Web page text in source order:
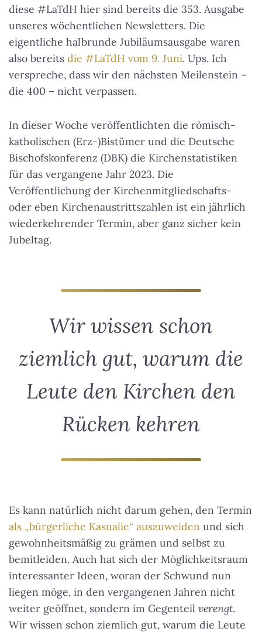
diese #LaTdH hier sind bereits die 353. Ausgabe
unseres wöchentlichen Newsletters. Die
eigentliche halbrunde Jubiläumsausgabe waren
also bereits die #LaTdH vom 9. Juni. Ups. Ich
verspreche, dass wir den nächsten Meilenstein –
die 400 – nicht verpassen.
In dieser Woche veröffentlichten die römisch-
katholischen (Erz-)Bistümer und die Deutsche
Bischofskonferenz (DBK) die Kirchenstatistiken
für das vergangene Jahr 2023. Die
Veröffentlichung der Kirchenmitgliedschafts-
oder eben Kirchenaustrittszahlen ist ein jährlich
wiederkehrender Termin, aber ganz sicher kein
Jubeltag.
Wir wissen schon
ziemlich gut, warum die
Leute den Kirchen den
Rücken kehren
Es kann natürlich nicht darum gehen, den Termin
als „bürgerliche Kasualie“ auszuweiden und sich
gewohnheitsmäßig zu grämen und selbst zu
bemitleiden. Auch hat sich der Möglichkeitsraum
interessanter Ideen, woran der Schwund nun
liegen möge, in den vergangenen Jahren nicht
weiter geöffnet, sondern im Gegenteil verengt.
Wir wissen schon ziemlich gut, warum die Leute